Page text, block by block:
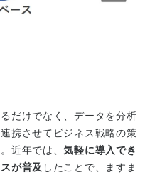
だけでなく、データを分析
携させてビジネス戦略の策
近年では、気軽に導入でき
が普及 したことで、ますま